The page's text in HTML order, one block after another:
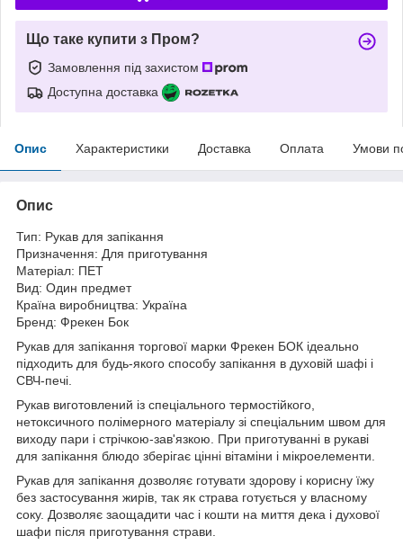
Що таке купити з Пром?
Замовлення під захистом
Доступна доставка
Опис Характеристики Доставка Оплата Умови
Опис
Тип: Рукав для запікання
Призначення: Для приготування
Матеріал: ПЕТ
Вид: Один предмет
Країна виробництва: Україна
Бренд: Фрекен Бок
Рукав для запікання торгової марки Фрекен БОК ідеально
підходить для будь-якого способу запікання в духовій шафі і
СВЧ-печі.
Рукав виготовлений із спеціального термостійкого,
нетоксичного полімерного матеріалу зі спеціальним швом для
виходу пари і стрічкою-зав'язкою. При приготуванні в рукаві
для запікання блюдо зберігає цінні вітаміни і мікроелементи.
Рукав для запікання дозволяє готувати здорову і корисну їжу
без застосування жирів, так як страва готується у власному
соку. Дозволяє заощадити час і кошти на миття дека і духової
шафи після приготування страви.